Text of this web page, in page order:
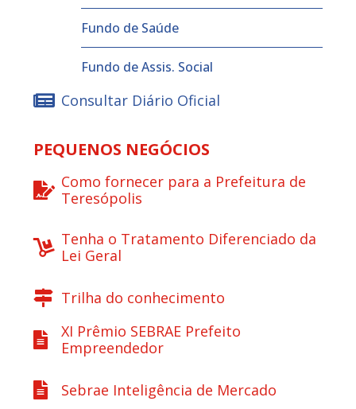
Fundo de Saúde
Fundo de Assis. Social
Consultar Diário Oficial
PEQUENOS NEGÓCIOS
Como fornecer para a Prefeitura de
Teresópolis
Tenha o Tratamento Diferenciado da
Lei Geral
Trilha do conhecimento
XI Prêmio SEBRAE Prefeito
Empreendedor
Sebrae Inteligência de Mercado